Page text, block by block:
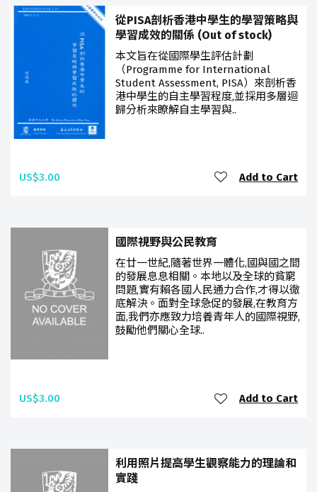
從PISA剖析香港中學生的學習策略與
學習成效的關係 (Out of stock)
本文旨在從國際學生評估計劃
（Programme for International
Student Assessment, PISA）來剖析香
港中學生的自主學習程度,並採用多層迴
歸分析來瞭解自主學習與..
US$3.00 Add to Cart
國際視野與公民教育
在廿一世紀,隨著世界一體化,國與國之間
的發展息息相關。本地以及全球的貧窮
問題,實有賴各國人民通力合作,才得以徹
底解決。面對全球急促的發展,在教育方
面,我們亦應致力培養青年人的國際視野,
鼓勵他們關心全球..
US$3.00 Add to Cart
利用照片提高學生觀察能力的理論和
實踐